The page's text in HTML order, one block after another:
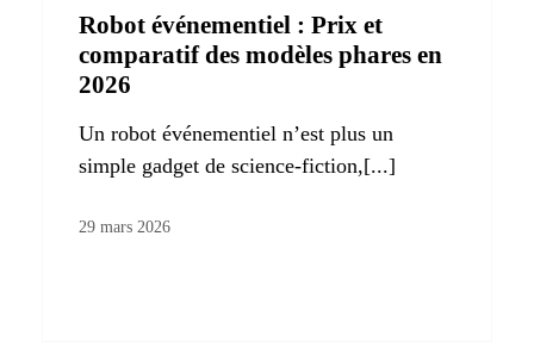
Robot événementiel : Prix et
comparatif des modèles phares en
2026
Un robot événementiel n’est plus un
simple gadget de science-fiction,[...]
29 mars 2026